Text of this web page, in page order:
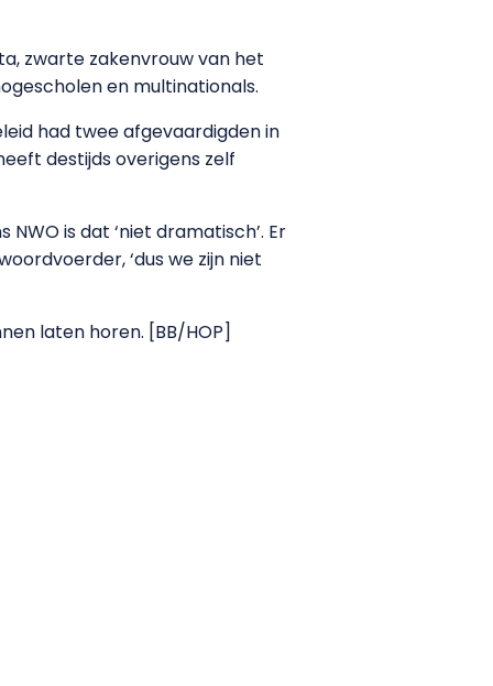
zwarte zakenvrouw van het
en multinationals.
had twee afgevaardigden in
destijds overigens zelf
is dat ‘niet dramatisch’. Er
‘dus we zijn niet
laten horen. [BB/HOP]